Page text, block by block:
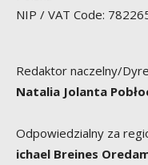
NIP / VAT Code:
Redaktor naczelny/
Natalia Jolanta
Odpowiedzialny za
ichael Breines